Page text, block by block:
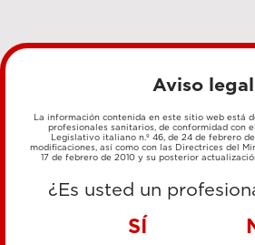
MÉTODOS DE
TRANSFERENCIA
Aviso legal
La información contenida en este sitio web está
profesionales sanitarios, de conformidad con
Legislativo italiano n.º 46, de 24 de febrero
modificaciones, así como con las Directrices del
17 de febrero de 2010 y su posterior
¿Es usted un
SÍ